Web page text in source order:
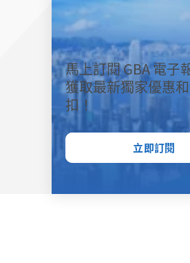
馬上訂閱 GBA 電子
獲取最新獨家優惠
扣！
立即訂閱